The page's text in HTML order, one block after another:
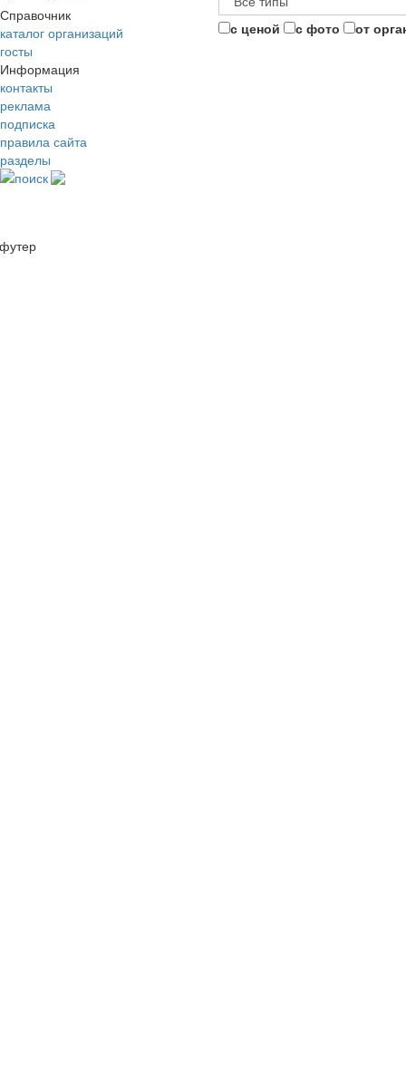
Справочник
каталог организаций
госты
Информация
контакты
реклама
подписка
правила сайта
разделы
поиск
с ценой с фото от
футер